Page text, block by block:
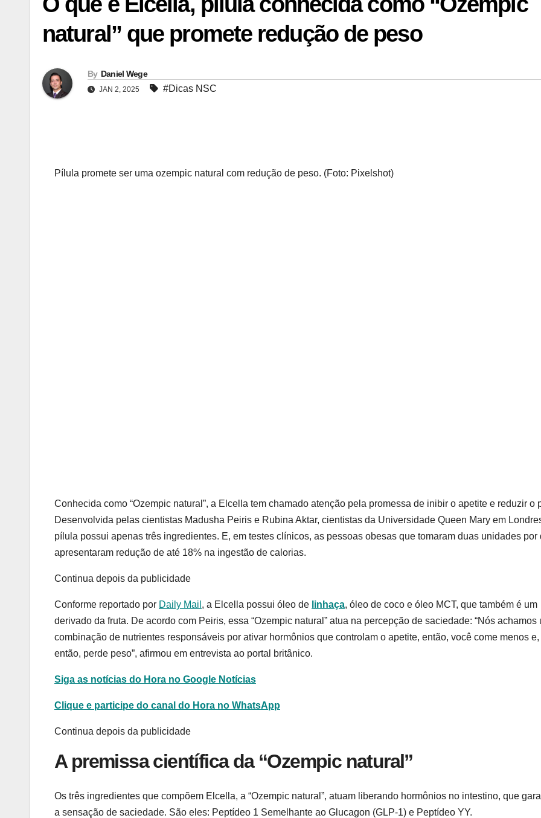
natural” que promete redução de peso
By Daniel Wege
JAN 2, 2025 #Dicas NSC
Pílula promete ser uma ozempic natural com redução de peso. (Foto: Pixelshot)
Conhecida como “Ozempic natural”, a Elcella tem chamado atenção pela promessa de inibir o apetite e reduzir o
Desenvolvida pelas cientistas Madusha Peiris e Rubina Aktar, cientistas da Universidade Queen Mary em
pílula possui apenas três ingredientes. E, em testes clínicos, as pessoas obesas que tomaram duas unidades por
apresentaram redução de até 18% na ingestão de calorias.
Continua depois da publicidade
Conforme reportado por Daily Mail , a Elcella possui óleo de linhaça, óleo de coco e óleo MCT, que também é um
derivado da fruta. De acordo com Peiris, essa “Ozempic natural” atua na percepção de saciedade: “Nós achamos
combinação de nutrientes responsáveis por ativar hormônios que controlam o apetite, então, você come menos e,
então, perde peso”, afirmou em entrevista ao portal britânico.
Siga as notícias do Hora no Google Notícias
Clique e participe do canal do Hora no WhatsApp
Continua depois da publicidade
A premissa científica da “Ozempic natural”
Os três ingredientes que compõem Elcella, a “Ozempic natural”, atuam liberando hormônios no intestino, que
a sensação de saciedade. São eles: Peptídeo 1 Semelhante ao Glucagon (GLP-1) e Peptídeo YY.